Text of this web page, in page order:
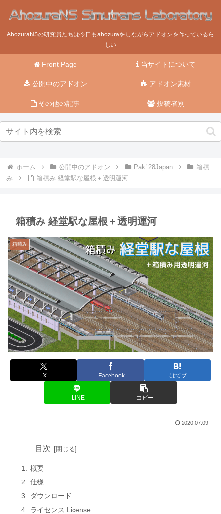
AhozuraNSの研究員たちは今日もahozuraをしながらアドオンを作っているら
しい
Front Page 当サイトについて
公開中のアドオン アドオン素材
その他の記事 投稿者別
ホーム 公開中のアドオン Pak128Japan
箱積
み
箱積み 経堂駅な屋根＋透明運河
箱積み 経堂駅な屋根＋透明運河
箱積み
X Facebook はてブ
LINE コピー
2020.07.09
目次
概要
仕様
ダウンロード
ライセンス License